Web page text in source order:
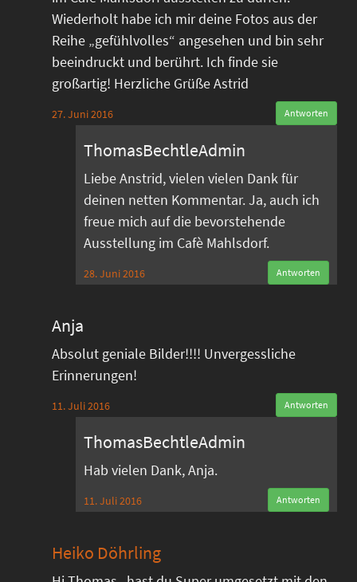
Wiederholt habe ich mir deine Fotos aus der
Reihe „gefühlvolles“ angesehen und bin sehr
beeindruckt und berührt. Ich finde sie
großartig! Herzliche Grüße Astrid
27. Juni 2016 Antworten
ThomasBechtleAdmin
Liebe Anstrid, vielen vielen Dank für
deinen netten Kommentar. Ja, auch ich
freue mich auf die bevorstehende
Ausstellung im Cafè Mahlsdorf.
28. Juni 2016 Antworten
Anja
Absolut geniale Bilder!!!! Unvergessliche
Erinnerungen!
11. Juli 2016 Antworten
ThomasBechtleAdmin
Hab vielen Dank, Anja.
11. Juli 2016 Antworten
Heiko Döhrling